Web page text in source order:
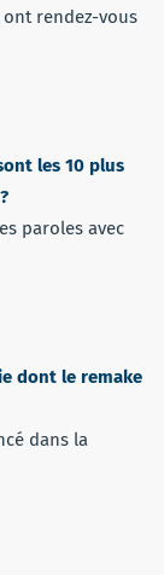
ont rendez-vous
les 10 plus
paroles avec
dont le remake
dans la